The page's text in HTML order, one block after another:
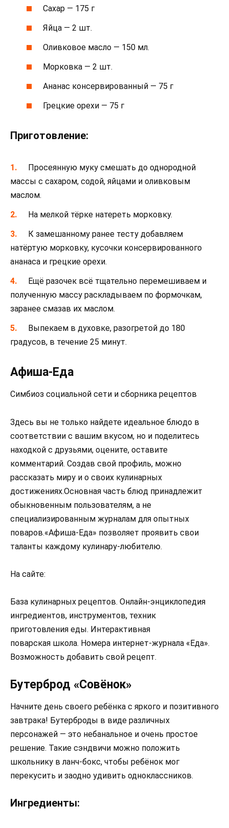
Сахар — 175 г
Яйца — 2 шт.
Оливковое масло — 150 мл.
Морковка — 2 шт.
Ананас консервированный — 75 г
Грецкие орехи — 75 г
Приготовление:
Просеянную муку смешать до однородной
массы с сахаром, содой, яйцами и оливковым
маслом.
На мелкой тёрке натереть морковку.
К замешанному ранее тесту добавляем
натёртую морковку, кусочки консервированного
ананаса и грецкие орехи.
Ещё разочек всё тщательно перемешиваем и
полученную массу раскладываем по формочкам,
заранее смазав их маслом.
Выпекаем в духовке, разогретой до 180
градусов, в течение 25 минут.
Афиша-Еда
Симбиоз социальной сети и сборника рецептов
Здесь вы не только найдете идеальное блюдо в
соответствии с вашим вкусом, но и поделитесь
находкой с друзьями, оцените, оставите
комментарий. Создав свой профиль, можно
рассказать миру и о своих кулинарных
достижениях.Основная часть блюд принадлежит
обыкновенным пользователям, а не
специализированным журналам для опытных
поваров.«Афиша-Еда» позволяет проявить свои
таланты каждому кулинару-любителю.
На сайте:
База кулинарных рецептов. Онлайн-энциклопедия
ингредиентов, инструментов, техник
приготовления еды. Интерактивная
поварская школа. Номера интернет-журнала «Еда».
Возможность добавить свой рецепт.
Бутерброд «Совёнок»
Начните день своего ребёнка с яркого и позитивного
завтрака! Бутерброды в виде различных
персонажей — это небанальное и очень простое
решение. Такие сэндвичи можно положить
школьнику в ланч-бокс, чтобы ребёнок мог
перекусить и заодно удивить одноклассников.
Ингредиенты: